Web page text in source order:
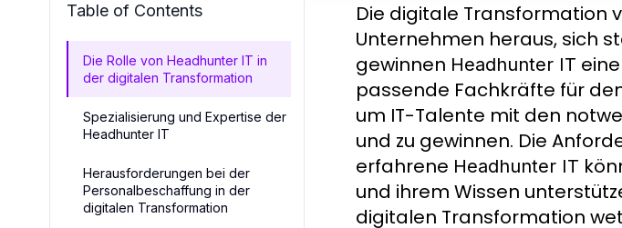
Table of Contents
Die Rolle von Headhunter IT in
der digitalen Transformation
Spezialisierung und Expertise der
Headhunter IT
Herausforderungen bei der
Personalbeschaffung in der
digitalen Transformation
Die digitale Transformation
Unternehmen heraus, sich
gewinnen Headhunter IT
passende Fachkräfte für
um IT-Talente mit den
und zu gewinnen. Die
erfahrene Headhunter IT
und ihrem Wissen
digitalen Transformation